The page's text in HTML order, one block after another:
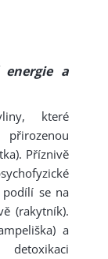
a
které
Příznivě
podílí se na
(rakytník).
a